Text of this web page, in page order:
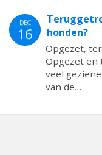
DEC
16
honden?
Opgezet,
Opgezet en
veel
van de…